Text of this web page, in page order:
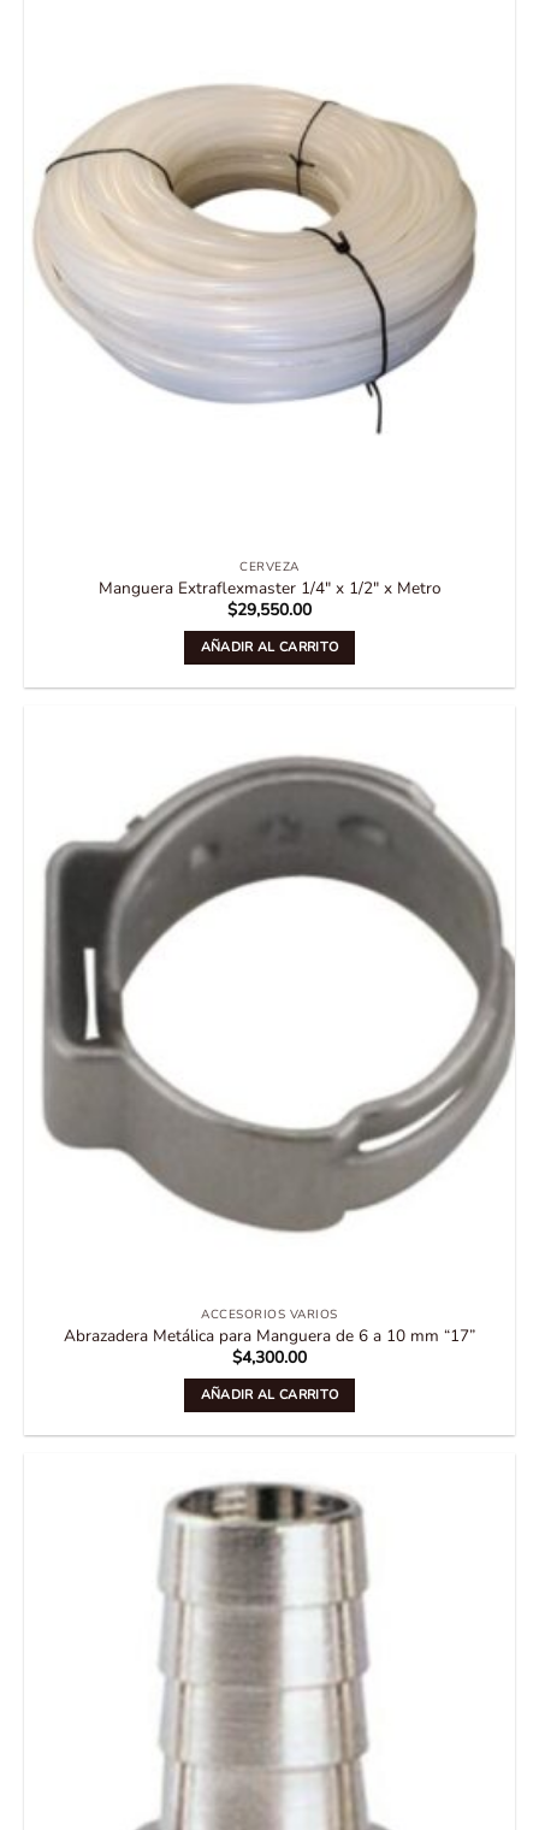
CERVEZA
Manguera Extraflexmaster 1/4″ x 1/2″ x Metro
$29,550.00
AÑADIR AL CARRITO
ACCESORIOS VARIOS
Abrazadera Metálica para Manguera de 6 a 10 mm “17”
$4,300.00
AÑADIR AL CARRITO